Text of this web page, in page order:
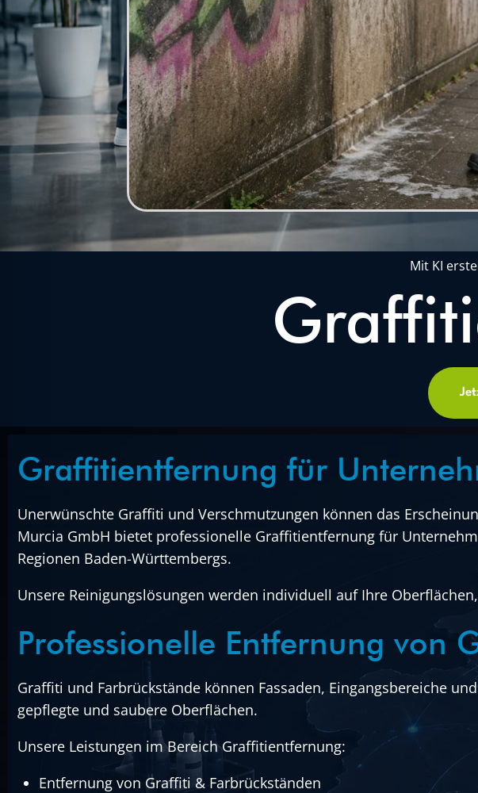
Mit KI
Graffitientfernung für
Unerwünschte Graffiti und Verschmutzungen können das
Murcia GmbH bietet professionelle Graffitientfernung für
Regionen Baden-Württembergs.
Unsere Reinigungslösungen werden individuell auf Ihre
Professionelle Entfernung von
Graffiti und Farbrückstände können Fassaden, Eingangsbereiche
gepflegte und saubere Oberflächen.
Unsere Leistungen im Bereich Graffitientfernung:
Entfernung von Graffiti & Farbrückständen